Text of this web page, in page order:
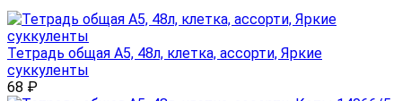
Тетрадь общая А5, 48л, клетка, ассорти, Яркие
суккуленты
68 ₽